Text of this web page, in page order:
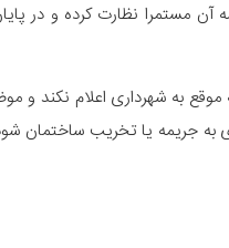
مستمرا نظارت کرده و در
شهرداری و صدور رای به جریمه یا